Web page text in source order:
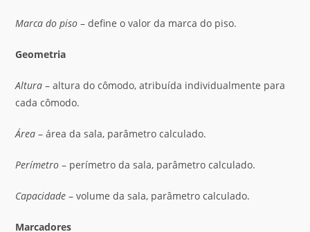
Marca do piso – define o valor da marca do piso.
Geometria
Altura – altura do cômodo, atribuída individualmente para
cada cômodo.
Área – área da sala, parâmetro calculado.
Perímetro – perímetro da sala, parâmetro calculado.
Capacidade – volume da sala, parâmetro calculado.
Marcadores